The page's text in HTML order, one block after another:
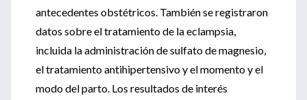
antecedentes obstétricos. También se registraron
datos sobre el tratamiento de la eclampsia,
incluida la administración de sulfato de magnesio,
el tratamiento antihipertensivo y el momento y el
modo del parto. Los resultados de interés